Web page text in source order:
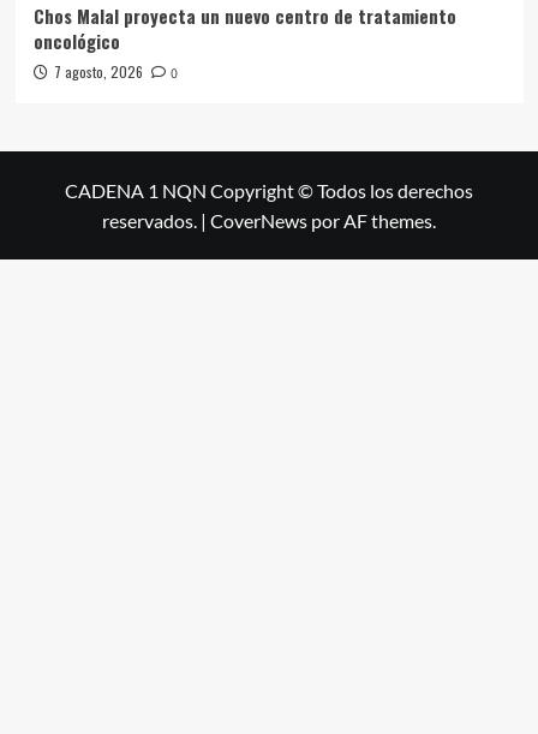
Chos Malal proyecta un nuevo centro de tratamiento
oncológico
7 agosto, 2026 0
CADENA 1 NQN Copyright © Todos los derechos
reservados. | CoverNews por AF themes.